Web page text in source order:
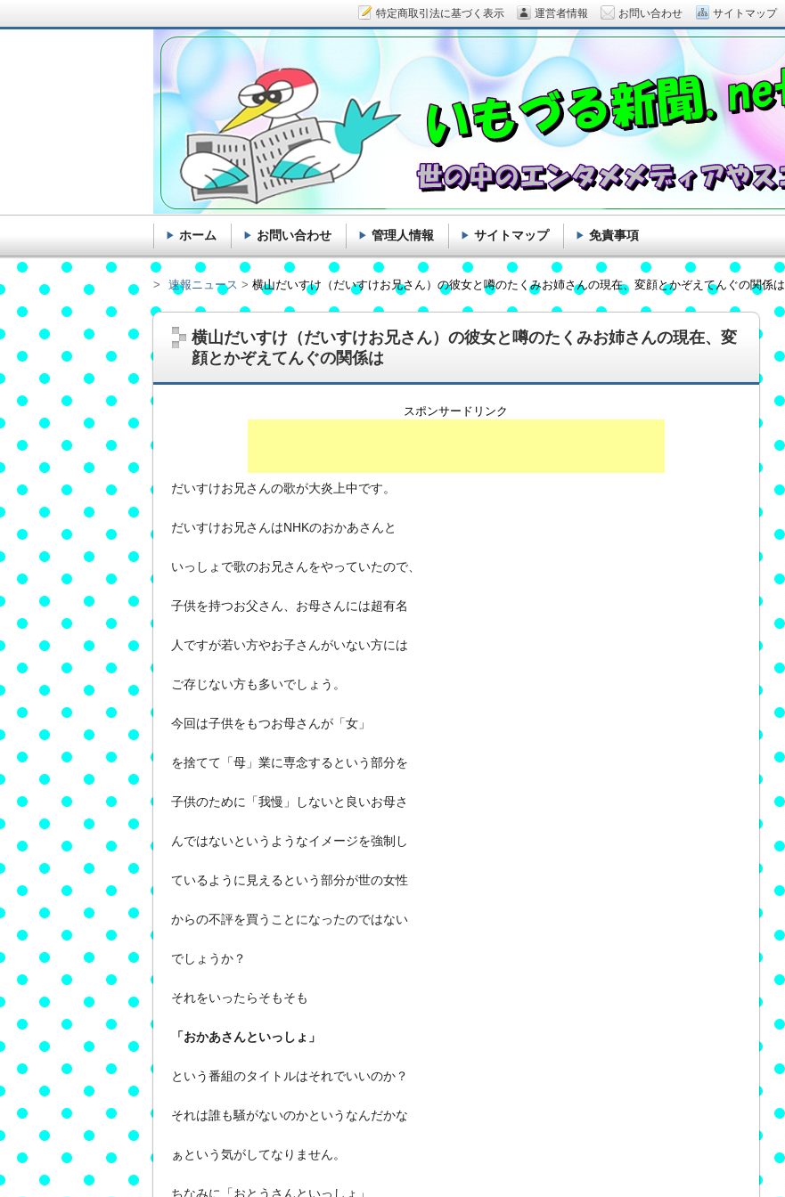
横山だいすけ（だいすけお兄さん）の彼女と噂のたくみお姉さんの現在、変
顔とかぞえてんぐの関係は
スポンサードリンク
だいすけお兄さんの歌が大炎上中です。
だいすけお兄さんはNHKのおかあさんと
いっしょで歌のお兄さんをやっていたので、
子供を持つお父さん、お母さんには超有名
人ですが若い方やお子さんがいない方には
ご存じない方も多いでしょう。
今回は子供をもつお母さんが「女」
を捨てて「母」業に専念するという部分を
子供のために「我慢」しないと良いお母さ
んではないというようなイメージを強制し
ているように見えるという部分が世の女性
からの不評を買うことになったのではない
でしょうか？
それをいったらそもそも
「おかあさんといっしょ」
という番組のタイトルはそれでいいのか？
それは誰も騒がないのかというなんだかな
ぁという気がしてなりません。
ちなみに「おとうさんといっしょ」
速報ニュース 横山だいすけ（だいすけお兄さん）の彼女と噂のたくみお姉さんの現在、変顔とかぞえてんぐの関係は
ホーム お問い合わせ 管理人情報 サイトマップ 免責事項
特定商取引法に基づく表示 運営者情報 お問い合わせ サイトマップ